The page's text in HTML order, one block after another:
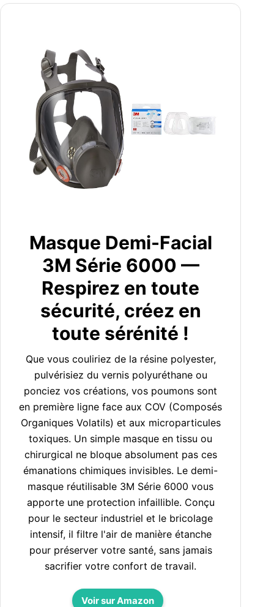
Masque Demi-Facial
3M Série 6000 —
Respirez en toute
sécurité, créez en
toute sérénité !
Que vous couliriez de la résine polyester,
pulvérisiez du vernis polyuréthane ou
ponciez vos créations, vos poumons sont
en première ligne face aux COV (Composés
Organiques Volatils) et aux microparticules
toxiques. Un simple masque en tissu ou
chirurgical ne bloque absolument pas ces
émanations chimiques invisibles. Le demi-
masque réutilisable 3M Série 6000 vous
apporte une protection infaillible. Conçu
pour le secteur industriel et le bricolage
intensif, il filtre l'air de manière étanche
pour préserver votre santé, sans jamais
sacrifier votre confort de travail.
Voir sur Amazon